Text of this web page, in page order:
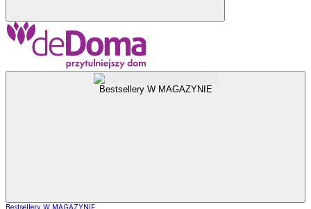
Bestsellery W MAGAZYNIE
Bestsellery W MAGAZYNIE